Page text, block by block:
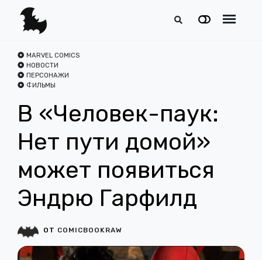
MARVEL COMICS
НОВОСТИ
ПЕРСОНАЖИ
ФИЛЬМЫ
В «Человек-паук:
Нет пути домой»
может появиться
Эндрю Гарфилд
ОТ COMICBOOKRAW